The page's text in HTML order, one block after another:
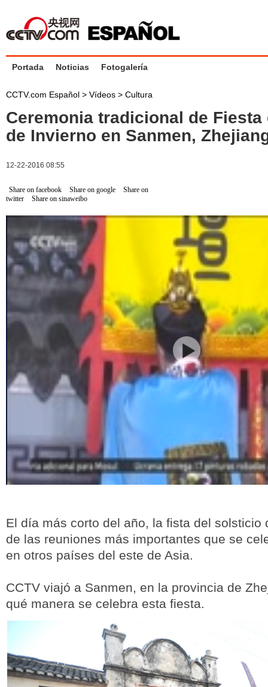
Portada Noticias Fotogalería
CCTV.com Español > Vídeos > Cultura
Ceremonia tradicional de
de Invierno en Sanmen,
12-22-2016 08:55
Share on facebook Share on google
Share on
twitter
Share on sinaweibo
El día más corto del año, la fista del solsticio
de las reuniones más importantes que se
en otros países del este de Asia.
CCTV viajó a Sanmen, en la provincia de
qué manera se celebra esta fiesta.